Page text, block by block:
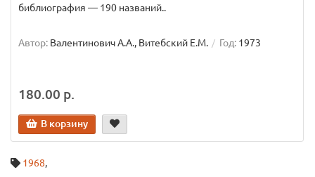
библиография — 190 названий..
Автор: Валентинович А.А., Витебский Е.М. Год: 1973
180.00 р.
В корзину
1968,